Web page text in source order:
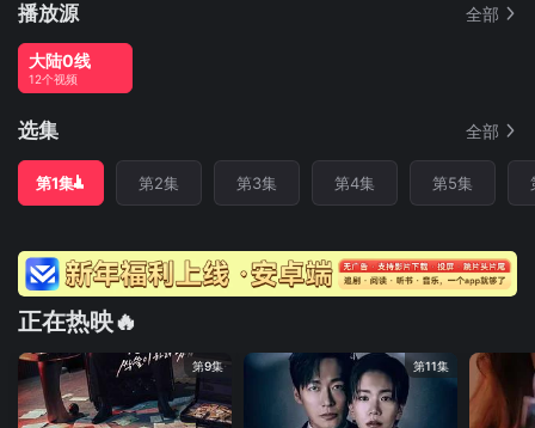
播放源 全部
大陆0线
12个视频
选集 全部
第1集 第2集 第3集 第4集 第5集
正在热映🔥
第9集 第11集